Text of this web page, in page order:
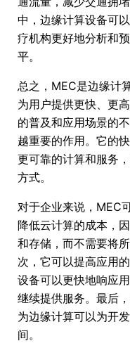
中，边缘计算设备可
疗机构更好地分析和
平。
总之，MEC是边缘计
为用户提供更快、更
的普及和应用场景的
越重要的作用。它的
更可靠的计算和服务
方式。
对于企业来说，MEC
降低云计算的成本，
和存储，而不需要将
次，它可以提高应用
设备可以更快地响应
继续提供服务。最后
为边缘计算可以为开
间。